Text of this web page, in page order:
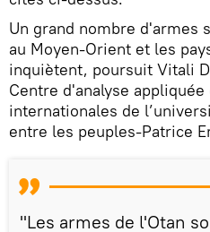
Un grand nombre d'armes
au Moyen-Orient et les
inquiètent, poursuit Vitali
Centre d'analyse
internationales de
entre les peuples-Patrice
"Les armes de l'Otan